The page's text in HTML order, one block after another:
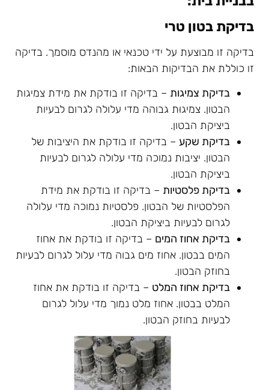
בדיקת בטון טרי
בדיקה זו מבוצעת על ידי טכנאי או מהנדס מוסמך. בדיקה
זו כוללת את הבדיקות הבאות:
בדיקת צמיגות – בדיקה זו בודקת את מידת צמיגות
הבטון. צמיגוּת גבוהה מדי עלולה לגרום לבעיות
ביציקת הבטון.
בדיקת שקע – בדיקה זו בודקת את היציבות של
הבטון. יציבות נמוכה מדי עלולה לגרום לבעיות
ביציקת הבטון.
בדיקת פלסטיות – בדיקה זו בודקת את מידת
הפלסטיות של הבטון. פלסטיות נמוכה מדי עלולה
לגרום לבעיות ביציקת הבטון.
בדיקת אחוז המים – בדיקה זו בודקת את אחוז
המים בבטון. אחוז מים גבוה מדי עלול לגרום לבעיות
בחוזק הבטון.
בדיקת אחוז המלט – בדיקה זו בודקת את אחוז
המלט בבטון. אחוז מלט נמוך מדי עלול לגרום
לבעיות בחוזק הבטון.